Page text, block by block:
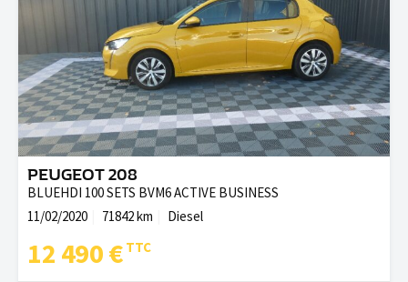
PEUGEOT 208
BLUEHDI 100 SETS BVM6 ACTIVE BUSINESS
11/02/2020
71842 km Diesel
12 490 €